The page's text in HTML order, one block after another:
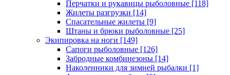
Перчатки и рукавицы рыболовные [118]
Жилеты разгрузки [14]
Спасательные жилеты [9]
Штаны и брюки рыболовные [25]
Экипировка на ноги [149]
Сапоги рыболовные [126]
Забродные комбинезоны [14]
Наколенники для зимней рыбалки [1]